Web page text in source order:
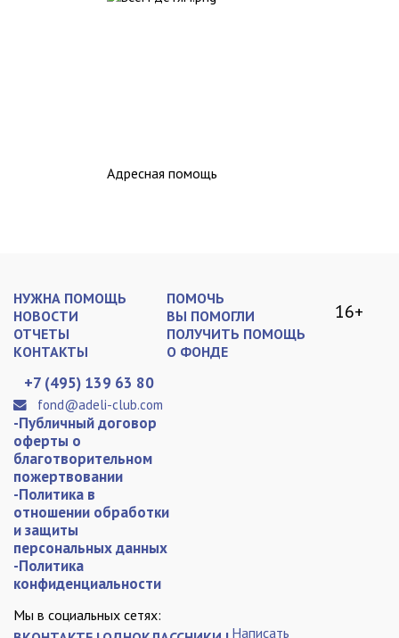
Адресная помощь
16+
НУЖНА ПОМОЩЬ
НОВОСТИ
ОТЧЕТЫ
КОНТАКТЫ
ПОМОЧЬ
ВЫ ПОМОГЛИ
ПОЛУЧИТЬ ПОМОЩЬ
О ФОНДЕ
+7 (495) 139 63 80
fond@adeli-club.com
-Публичный договор
оферты о
благотворительном
пожертвовании
-Политика в
отношении обработки
и защиты
персональных данных
-Политика
конфиденциальности
Мы в социальных сетях:
Написать